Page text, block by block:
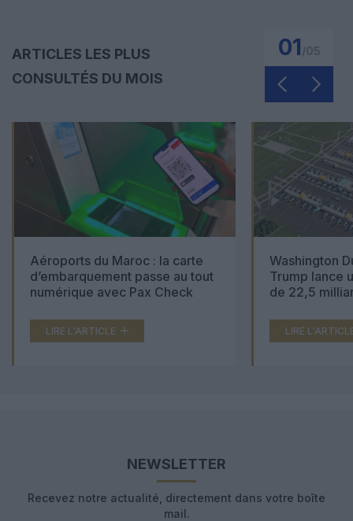
ARTICLES LES PLUS
CONSULTÉS DU MOIS
01
Aéroports du Maroc : la carte
d’embarquement passe au tout
numérique avec Pax Check
LIRE L'ARTICLE
Washington
Trump lance
de 22,5
LIRE
NEWSLETTER
Recevez notre actualité, directement dans votre boîte
mail.